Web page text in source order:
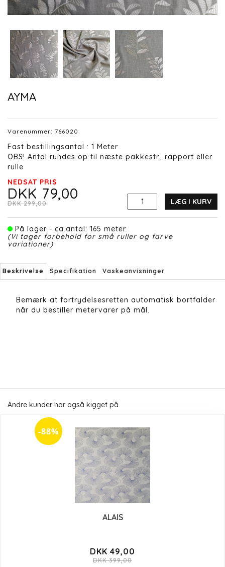
AYMA
Varenummer: 766020
Fast bestillingsantal : 1 Meter
OBS! Antal rundes op til næste pakkestr., rapport eller
rulle
NEDSAT PRIS
DKK 79,00
DKK 299,00 LÆG I KURV
På lager - ca.antal: 165 meter.
(Vi tager forbehold for små ruller og farve
variationer)
Beskrivelse Specifikation Vaskeanvisninger
Bemærk at fortrydelsesretten automatisk bortfalder
når du bestiller metervarer på mål.
Andre kunder har også kigget på
-88%
ALAIS
DKK 49,00
DKK 399,00